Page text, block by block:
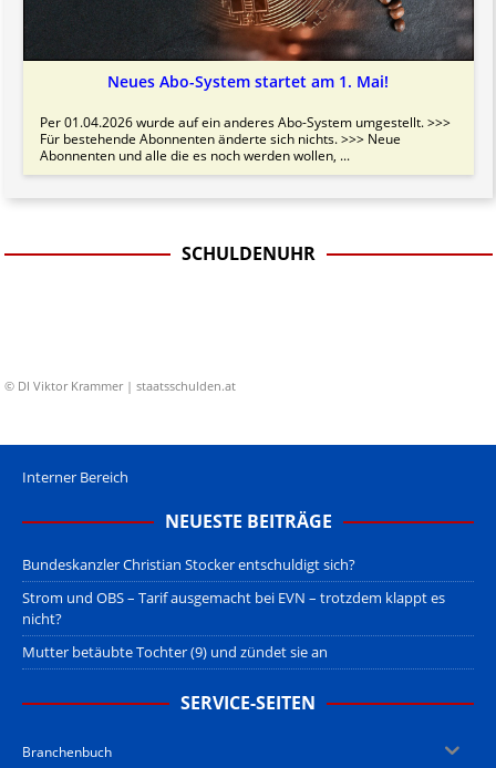
Neues Abo-System startet am 1. Mai!
Per 01.04.2026 wurde auf ein anderes Abo-System umgestellt. >>>
Für bestehende Abonnenten änderte sich nichts. >>> Neue
Abonnenten und alle die es noch werden wollen, ...
SCHULDENUHR
© DI Viktor Krammer | staatsschulden.at
Interner Bereich
NEUESTE BEITRÄGE
Bundeskanzler Christian Stocker entschuldigt sich?
Strom und OBS – Tarif ausgemacht bei EVN – trotzdem klappt es
nicht?
Mutter betäubte Tochter (9) und zündet sie an
SERVICE-SEITEN
Branchenbuch